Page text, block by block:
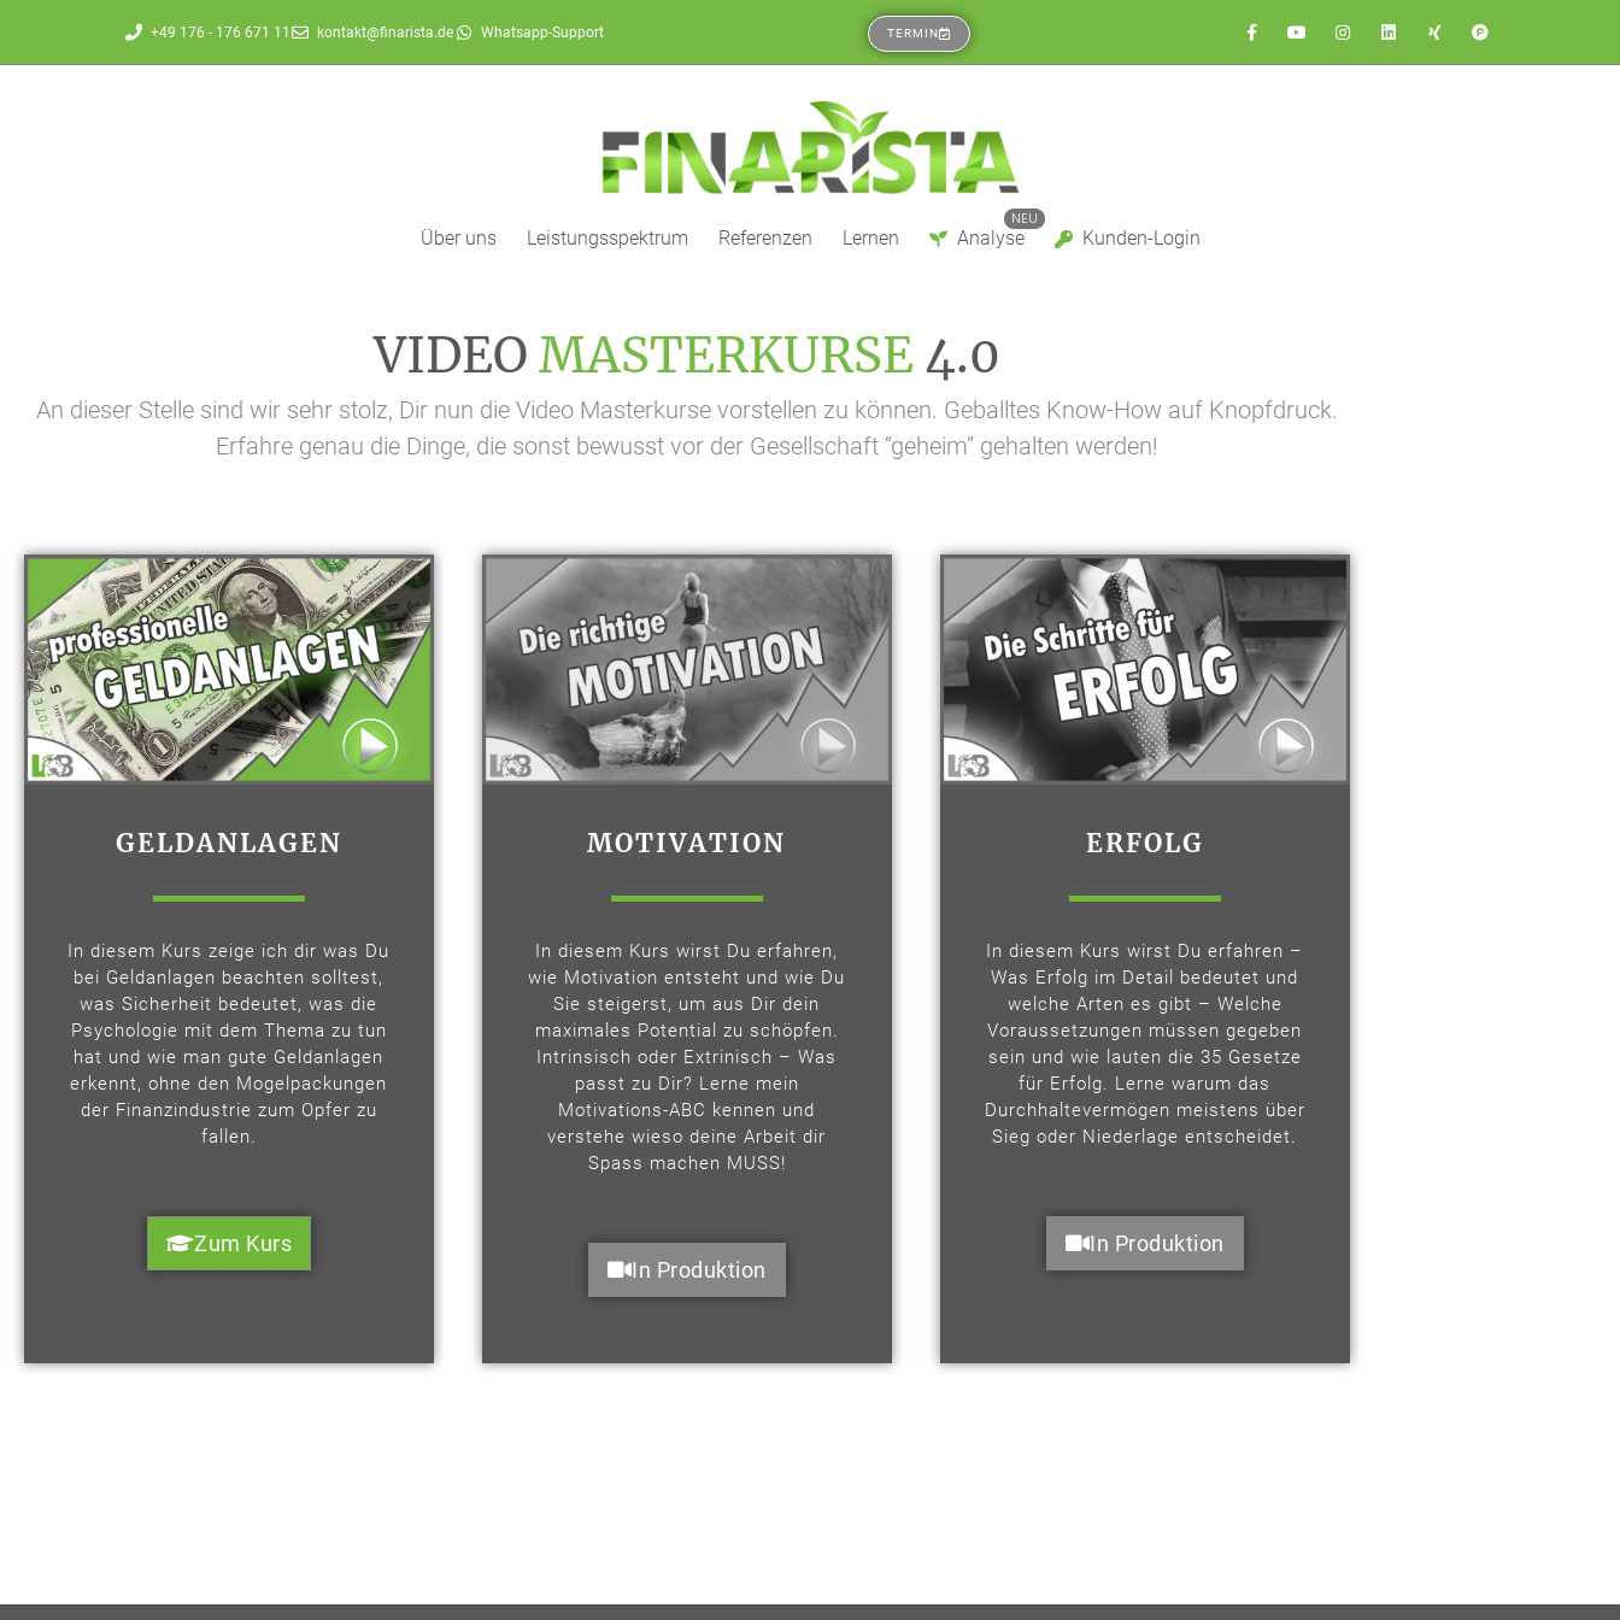
+49 176 - 176 671 11 kontakt@finarista.de Whatsapp-Support TERMIN
Über uns Leistungsspektrum Referenzen Lernen Analyse
NEU
Kunden-Login
VIDEO MASTERKURSE 4.0
An dieser Stelle sind wir sehr stolz, Dir nun die Video Masterkurse vorstellen zu können. Geballtes Know-How auf Knopfdruck.
Erfahre genau die Dinge, die sonst bewusst vor der Gesellschaft “geheim” gehalten werden!
GELDANLAGEN
In diesem Kurs zeige ich dir was Du
bei Geldanlagen beachten solltest,
was Sicherheit bedeutet, was die
Psychologie mit dem Thema zu tun
hat und wie man gute Geldanlagen
erkennt, ohne den Mogelpackungen
der Finanzindustrie zum Opfer zu
fallen.
Zum Kurs
MOTIVATION
In diesem Kurs wirst Du erfahren,
wie Motivation entsteht und wie Du
Sie steigerst, um aus Dir dein
maximales Potential zu schöpfen.
Intrinsisch oder Extrinisch – Was
passt zu Dir? Lerne mein
Motivations-ABC kennen und
verstehe wieso deine Arbeit dir
Spass machen MUSS!
In Produktion
ERFOLG
In diesem Kurs wirst Du erfahren –
Was Erfolg im Detail bedeutet und
welche Arten es gibt – Welche
Voraussetzungen müssen gegeben
sein und wie lauten die 35 Gesetze
für Erfolg. Lerne warum das
Durchhaltevermögen meistens über
Sieg oder Niederlage entscheidet.
In Produktion